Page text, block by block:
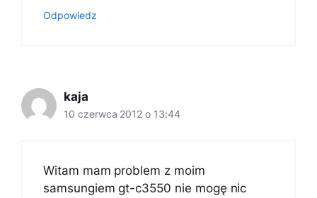
Odpowiedz
kaja
10 czerwca 2012 o 13:44
Witam mam problem z moim
samsungiem gt-c3550 nie mogę nic